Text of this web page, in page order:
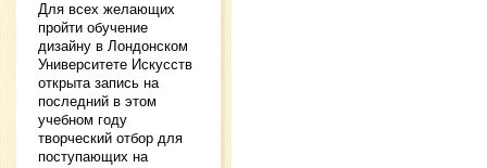
Для всех желающих
пройти обучение
дизайну в Лондонском
Университете Искусств
открыта запись на
последний в этом
учебном году
творческий отбор для
поступающих на